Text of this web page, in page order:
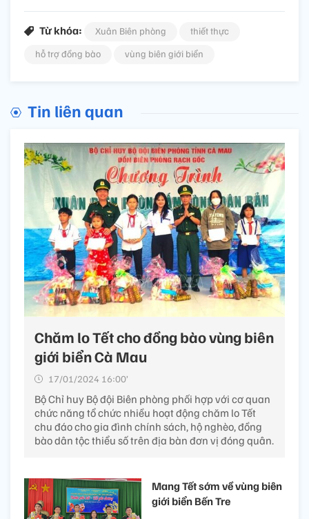
Từ khóa: Xuân Biên phòng
thiết thực
hỗ trợ đồng bào
vùng biên giới biển
Tin liên quan
Chăm lo Tết cho đồng bào vùng biên
giới biển Cà Mau
17/01/2024 16:00’
Bộ Chỉ huy Bộ đội Biên phòng phối hợp với cơ quan
chức năng tổ chức nhiều hoạt động chăm lo Tết
chu đáo cho gia đình chính sách, hộ nghèo, đồng
bào dân tộc thiểu số trên địa bàn đơn vị đóng quân.
Mang Tết sớm về vùng biên
giới biển Bến Tre